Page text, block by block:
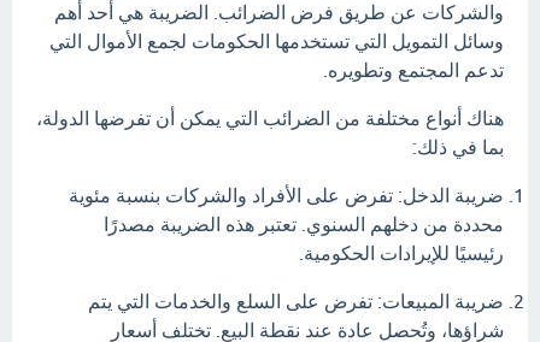
والشركات عن طريق فرض الضرائب. الضريبة هي أحد أهم
وسائل التمويل التي تستخدمها الحكومات لجمع الأموال التي
تدعم المجتمع وتطويره.
هناك أنواع مختلفة من الضرائب التي يمكن أن تفرضها الدولة،
بما في ذلك:
ضريبة الدخل: تفرض على الأفراد والشركات بنسبة مئوية
محددة من دخلهم السنوي. تعتبر هذه الضريبة مصدرًا
رئيسيًا للإيرادات الحكومية.
ضريبة المبيعات: تفرض على السلع والخدمات التي يتم
شراؤها، وتُحصل عادة عند نقطة البيع. تختلف أسعار